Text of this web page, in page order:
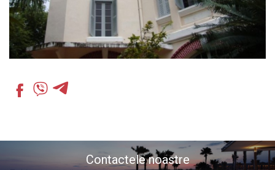
Contactele noastre